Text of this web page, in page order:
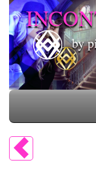
by